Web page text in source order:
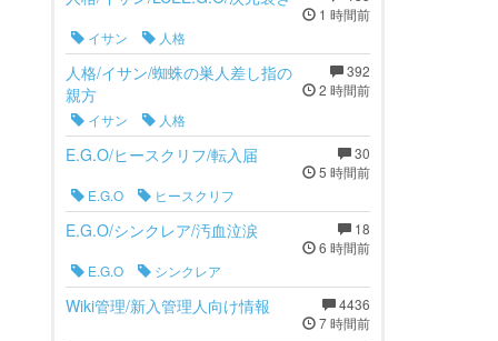
1 時間前
イサン
人格
392
2 時間前
人格/イサン/蜘蛛の巣人差し指の
親方
イサン
人格
30
5 時間前
E.G.O/ヒースクリフ/転入届
E.G.O
ヒースクリフ
18
6 時間前
E.G.O/シンクレア/汚血泣涙
E.G.O
シンクレア
4436
7 時間前
Wiki管理/新入管理人向け情報